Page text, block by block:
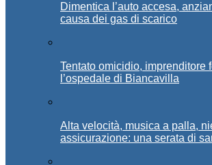
Dimentica l’auto accesa,
causa dei gas di scarico
Tentato omicidio, imprenditore
l’ospedale di Biancavilla
Alta velocità, musica a palla,
assicurazione: una serata di